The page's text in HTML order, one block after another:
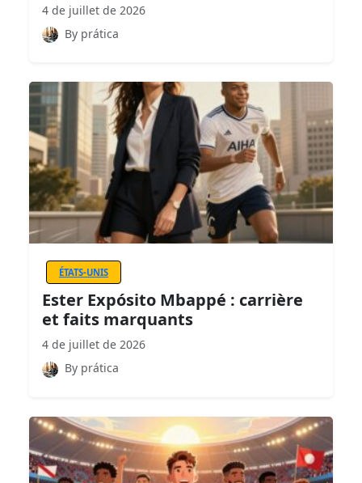
4 de juillet de 2026
By prática
ÉTATS-UNIS
Ester Expósito Mbappé : carrière
et faits marquants
4 de juillet de 2026
By prática